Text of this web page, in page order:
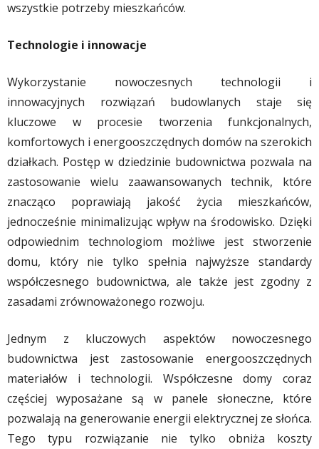
wszystkie potrzeby mieszkańców.
Technologie i innowacje
Wykorzystanie nowoczesnych technologii i
innowacyjnych rozwiązań budowlanych staje się
kluczowe w procesie tworzenia funkcjonalnych,
komfortowych i energooszczędnych domów na szerokich
działkach. Postęp w dziedzinie budownictwa pozwala na
zastosowanie wielu zaawansowanych technik, które
znacząco poprawiają jakość życia mieszkańców,
jednocześnie minimalizując wpływ na środowisko. Dzięki
odpowiednim technologiom możliwe jest stworzenie
domu, który nie tylko spełnia najwyższe standardy
współczesnego budownictwa, ale także jest zgodny z
zasadami zrównoważonego rozwoju.
Jednym z kluczowych aspektów nowoczesnego
budownictwa jest zastosowanie energooszczędnych
materiałów i technologii. Współczesne domy coraz
częściej wyposażane są w panele słoneczne, które
pozwalają na generowanie energii elektrycznej ze słońca.
Tego typu rozwiązanie nie tylko obniża koszty